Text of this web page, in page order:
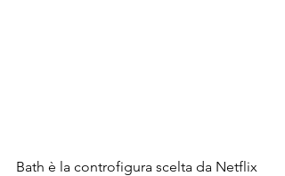
Bath è la controfigura scelta da Netflix